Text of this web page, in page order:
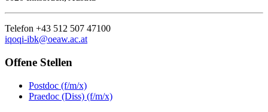
Telefon +43 512 507 47100
iqoqi-ibk@oeaw.ac.at
Offene Stellen
Postdoc (f/m/x)
Praedoc (Diss) (f/m/x)